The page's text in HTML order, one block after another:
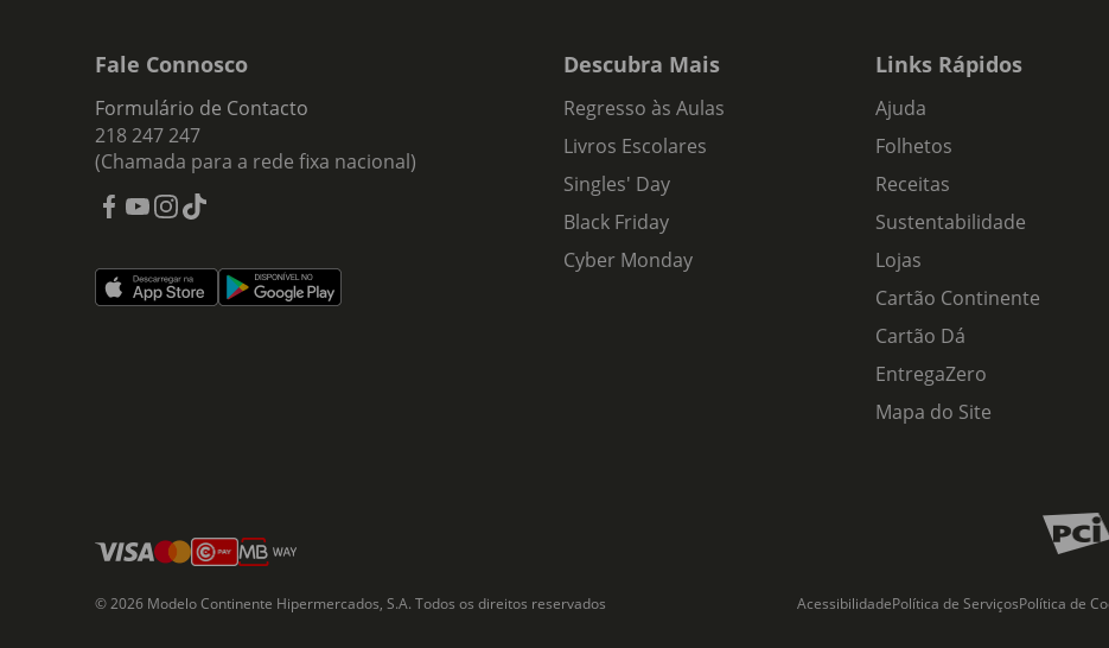
Fale Connosco
Formulário de Contacto
218 247 247
(Chamada para a rede fixa nacional)
Descubra Mais
Regresso às Aulas
Livros Escolares
Singles' Day
Black Friday
Cyber Monday
Links Rápidos
Ajuda
Folhetos
Receitas
Sustentabilidade
Lojas
Cartão Continente
Cartão Dá
EntregaZero
Mapa do Site
© 2026 Modelo Continente Hipermercados, S.A. Todos os direitos reservados AcessibilidadePolítica de ServiçosPolítica de